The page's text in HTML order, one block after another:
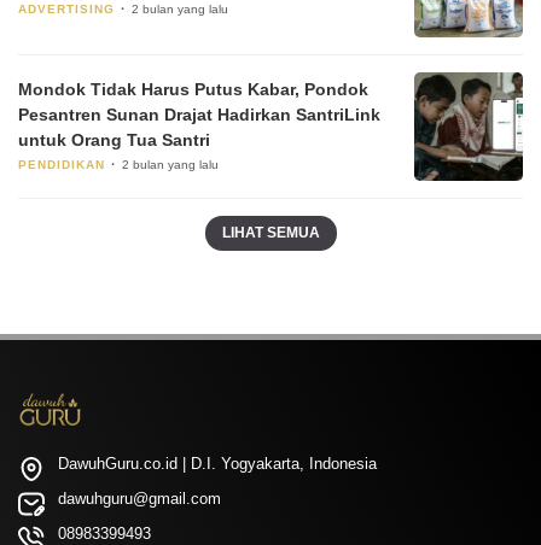
ADVERTISING 2 bulan yang lalu
Mondok Tidak Harus Putus Kabar, Pondok
Pesantren Sunan Drajat Hadirkan SantriLink
untuk Orang Tua Santri
PENDIDIKAN 2 bulan yang lalu
LIHAT SEMUA
DawuhGuru.co.id | D.I. Yogyakarta, Indonesia
dawuhguru@gmail.com
08983399493